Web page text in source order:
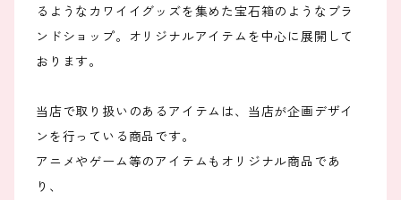
るようなカワイイグッズを集めた宝石箱のようなブラ
ンドショップ。オリジナルアイテムを中心に展開して
おります。
当店で取り扱いのあるアイテムは、当店が企画デザイ
ンを行っている商品です。
アニメやゲーム等のアイテムもオリジナル商品であ
り、